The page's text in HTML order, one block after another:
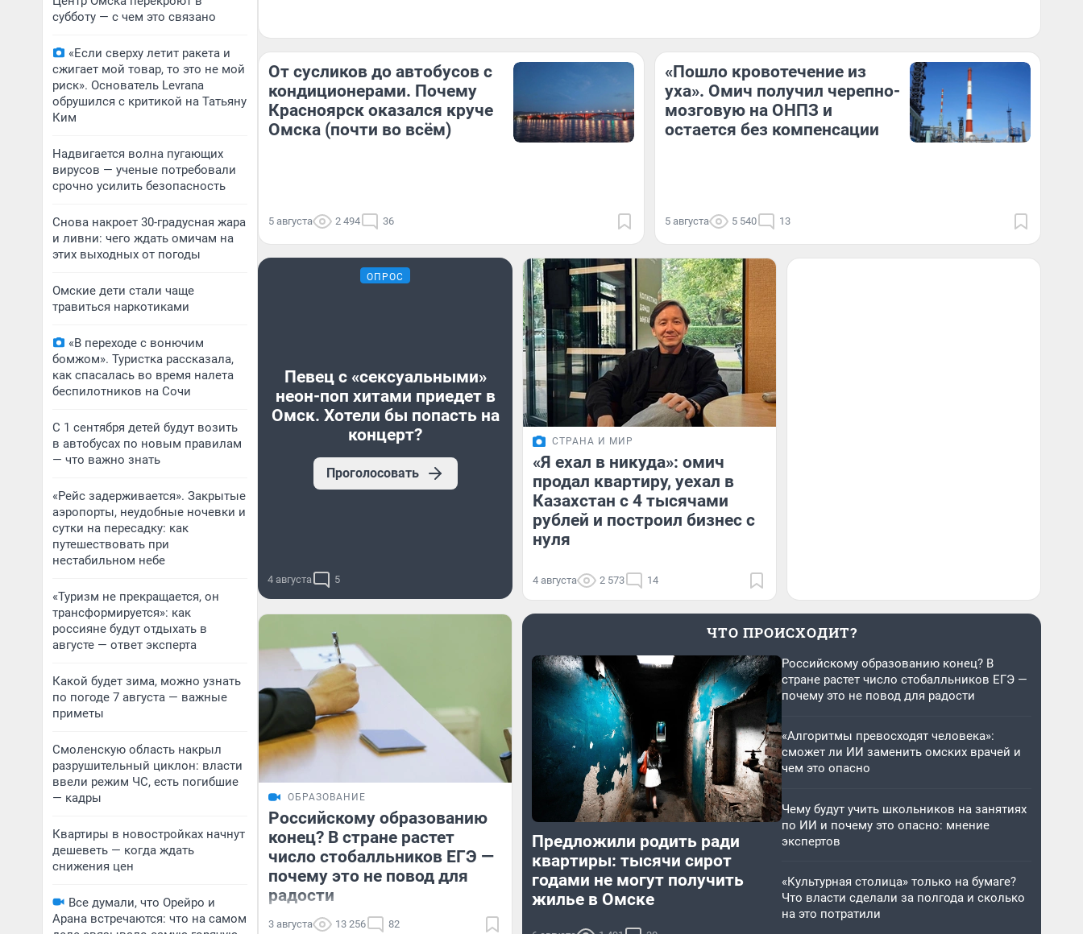
субботу — с чем это связано
«Если сверху летит ракета и
сжигает мой товар, то это не мой
риск». Основатель Levrana
обрушился с критикой на Татьяну
Ким
Надвигается волна пугающих
вирусов — ученые потребовали
срочно усилить безопасность
Снова накроет 30-градусная жара
и ливни: чего ждать омичам на
этих выходных от погоды
Омские дети стали чаще
травиться наркотиками
«В переходе с вонючим
бомжом». Туристка рассказала,
как спасалась во время налета
беспилотников на Сочи
С 1 сентября детей будут возить
в автобусах по новым правилам
— что важно знать
«Рейс задерживается». Закрытые
аэропорты, неудобные ночевки и
сутки на пересадку: как
путешествовать при
нестабильном небе
«Туризм не прекращается, он
трансформируется»: как
россияне будут отдыхать в
августе — ответ эксперта
Какой будет зима, можно узнать
по погоде 7 августа — важные
приметы
Смоленскую область накрыл
разрушительный циклон: власти
ввели режим ЧС, есть погибшие
— кадры
Квартиры в новостройках начнут
дешеветь — когда ждать
снижения цен
Все думали, что Орейро и
Арана встречаются: что на самом
От сусликов до автобусов с
кондиционерами. Почему
Красноярск оказался круче
Омска (почти во всём)
5 августа 2 494 36
«Пошло кровотечение из
уха». Омич получил черепно-
мозговую на ОНПЗ и
остается без компенсации
5 августа 5 540 13
ОПРОС
Певец с «сексуальными»
неон-поп хитами приедет в
Омск. Хотели бы попасть на
концерт?
Проголосовать
4 августа 5
СТРАНА И МИР
«Я ехал в никуда»: омич
продал квартиру, уехал в
Казахстан с 4 тысячами
рублей и построил бизнес с
нуля
4 августа 2 573 14
ОБРАЗОВАНИЕ
Российскому образованию
конец? В стране растет
число стобалльников ЕГЭ —
почему это не повод для
радости
3 августа 13 256 82
ЧТО ПРОИСХОДИТ?
Предложили родить ради
квартиры: тысячи сирот
годами не могут получить
жилье в Омске
Российскому образованию конец? В
стране растет число стобалльников ЕГЭ —
почему это не повод для радости
«Алгоритмы превосходят человека»:
сможет ли ИИ заменить омских врачей и
чем это опасно
Чему будут учить школьников на занятиях
по ИИ и почему это опасно: мнение
экспертов
«Культурная столица» только на бумаге?
Что власти сделали за полгода и сколько
на это потратили